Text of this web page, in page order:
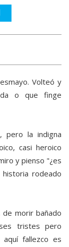
Volteó y
o que finge
pero la indigna
casi heroico
y pienso "¿es
rodeado
de morir bañado
tristes pero
fallezco es